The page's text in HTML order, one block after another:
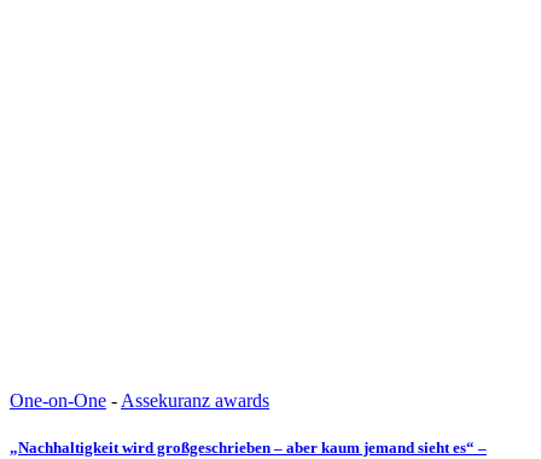
One-on-One - Assekuranz awards
„Nachhaltigkeit wird großgeschrieben – aber kaum jemand sieht es“ –